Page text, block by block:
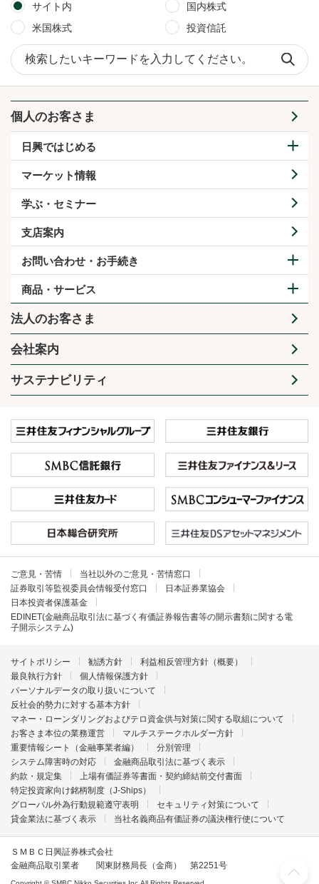
サイト内
国内株式
米国株式
投資信託
サイト内検索
個人のお客さま
日興ではじめる
マーケット情報
学ぶ・セミナー
支店案内
お問い合わせ・お手続き
商品・サービス
法人のお客さま
会社案内
サステナビリティ
ご意見・苦情
当社以外のご意見・苦情窓口
証券取引等監視委員会情報受付窓口
日本証券業協会
日本投資者保護基金
EDINET(金融商品取引法に基づく有価証券報告書等の開示書類に関する電
子開示システム)
サイトポリシー 勧誘方針
利益相反管理方針（概要）
最良執行方針
個人情報保護方針
パーソナルデータの取り扱いについて
反社会的勢力に対する基本方針
マネー・ローンダリングおよびテロ資金供与対策に関する取組について
お客さま本位の業務運営
マルチステークホルダー方針
重要情報シート（金融事業者編）
分別管理
システム障害時の対応
金融商品取引法に基づく表示
約款・規定集
上場有価証券等書面・契約締結前交付書面
特定投資家向け銘柄制度（J-Ships）
グローバル外為行動規範遵守表明
セキュリティ対策について
貸金業法に基づく表示
当社名義商品有価証券の議決権行使について
ＳＭＢＣ日興証券株式会社
金融商品取引業者 関東財務局長（金商） 第2251号